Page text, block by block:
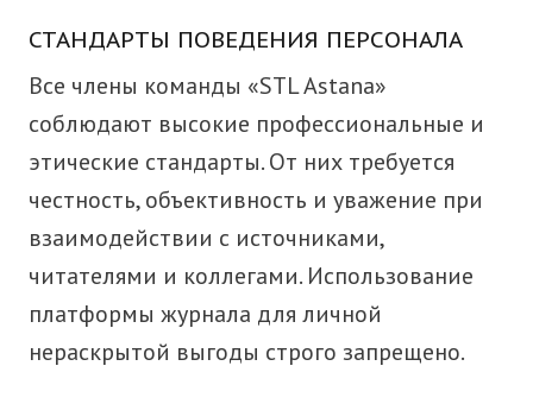
СТАНДАРТЫ ПОВЕДЕНИЯ ПЕРСОНАЛА
Все члены команды «STL Astana»
соблюдают высокие профессиональные и
этические стандарты. От них требуется
честность, объективность и уважение при
взаимодействии с источниками,
читателями и коллегами. Использование
платформы журнала для личной
нераскрытой выгоды строго запрещено.